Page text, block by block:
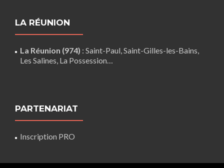
LA RÉUNION
La Réunion (974) : Saint-Paul,Saint-Gilles-les-Bains,
Les Salines, La Possession…
PARTENARIAT
Inscription PRO